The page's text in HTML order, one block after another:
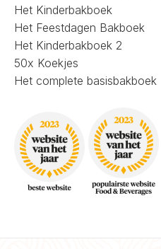
Het Kinderbakboek
Het Feestdagen Bakboek
Het Kinderbakboek 2
50x Koekjes
Het complete basisbakboek